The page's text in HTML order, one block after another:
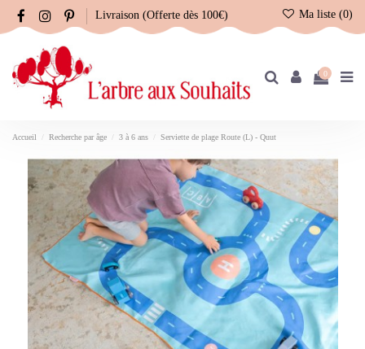
Livraison (Offerte dès 100€) Ma liste (0)
0
Accueil Recherche par âge 3 à 6 ans Serviette de plage Route (L) - Quut